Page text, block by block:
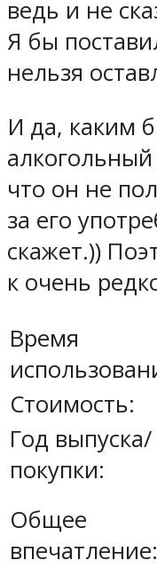
ведь и не
Я бы
нельзя
И да, каким
что он не
за его
скажет.))
к очень
Время
Стоимость:
Год выпуска/
покупки:
Общее
впечатление: